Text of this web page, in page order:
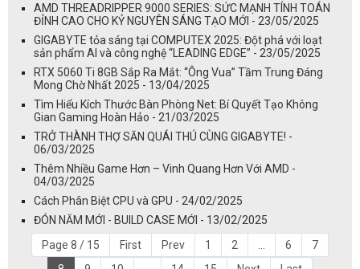
AMD THREADRIPPER 9000 SERIES: SỨC MẠNH TÍNH TOÁN
ĐỈNH CAO CHO KỶ NGUYÊN SÁNG TẠO MỚI - 23/05/2025
GIGABYTE tỏa sáng tại COMPUTEX 2025: Đột phá với loạt
sản phẩm AI và công nghệ “LEADING EDGE” - 23/05/2025
RTX 5060 Ti 8GB Sắp Ra Mắt: “Ông Vua” Tầm Trung Đáng
Mong Chờ Nhất 2025 - 13/04/2025
Tìm Hiểu Kích Thước Bàn Phòng Net: Bí Quyết Tạo Không
Gian Gaming Hoàn Hảo - 21/03/2025
TRỞ THÀNH THỢ SĂN QUÁI THÚ CÙNG GIGABYTE! -
06/03/2025
Thêm Nhiều Game Hơn – Vinh Quang Hơn Với AMD -
04/03/2025
Cách Phân Biệt CPU và GPU - 24/02/2025
ĐÓN NĂM MỚI - BUILD CASE MỚI - 13/02/2025
Page 8 / 15
First Prev 1 2 6
7